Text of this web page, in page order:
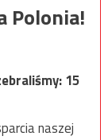
Polonia!
15
naszej